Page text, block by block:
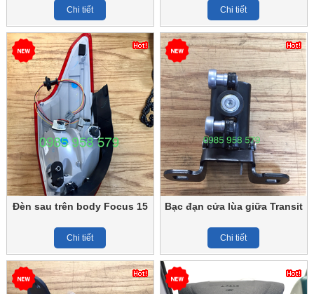
Chi tiết Chi tiết
Đèn sau trên body Focus 15
Chi tiết
Bạc đạn cửa lùa giữa Transit
Chi tiết